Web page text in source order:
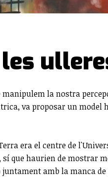
la nostra
va proposar un
era el centre de
que haurien de mostrar
amb la manca